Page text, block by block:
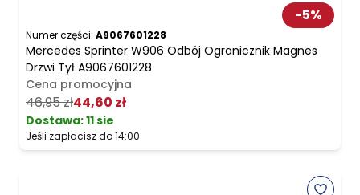
-5%
Numer części: A9067601228
Mercedes Sprinter W906 Odbój Ogranicznik Magnes
Drzwi Tył A9067601228
Cena promocyjna
46,95 zł44,60 zł
Dostawa:11 sie
Jeśli zapłacisz do 14:00